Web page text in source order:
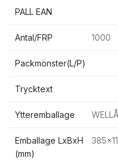
PALL EAN
Antal/FRP 1000
Packmönster(L/P)
Trycktext
Ytteremballage
Emballage LxBxH
(mm)